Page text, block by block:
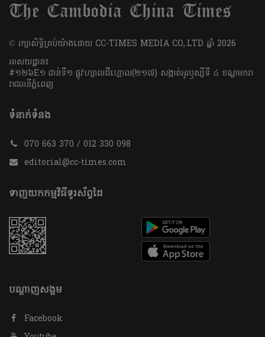
​© រក្សា​សិទ្ធិ​គ្រប់​យ៉ាង​ដោយ​ CC-TIMES MEDIA CO,.LTD ឆ្នាំ​ 2026
អាសយដ្ឋាន៖
#១២៦E១ ជាន់ទី១ ផ្លូវហ្សាលដឺហ្គោល(២១៧) សង្កាត់អូរឫស្សីទី ៤ ខណ្ឌមករា
រាជធានីភ្នំពេញ
ទំនាក់ទំនង
070 663 370 / 012 330 098
editorial@cc-times.com
ទាញយកកម្មវិធីទូរស័ព្ទដៃ
បណ្តាញសង្គម
Facebook